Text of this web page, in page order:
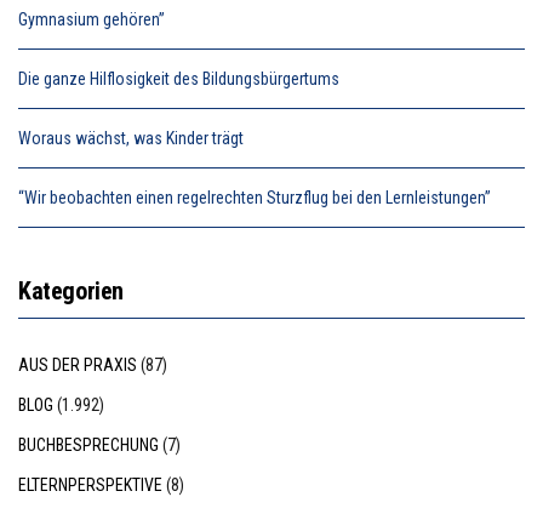
Gymnasium gehören”
Die ganze Hilflosigkeit des Bildungsbürgertums
Woraus wächst, was Kinder trägt
“Wir beobachten einen regelrechten Sturzflug bei den Lernleistungen”
Kategorien
AUS DER PRAXIS (87)
BLOG (1.992)
BUCHBESPRECHUNG (7)
ELTERNPERSPEKTIVE(8)